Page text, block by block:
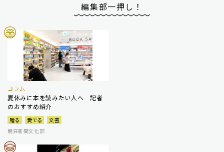
編集部一押し！
コラム
夏休みに本を読みたい人へ 記者
のおすすめ紹介
贈る 愛でる
文芸
朝日新聞文化部